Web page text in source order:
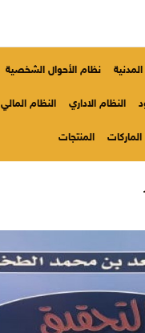
نظام الأحوال الشخصية
النظام الاداري النظام المالي
الماركات المنتجات